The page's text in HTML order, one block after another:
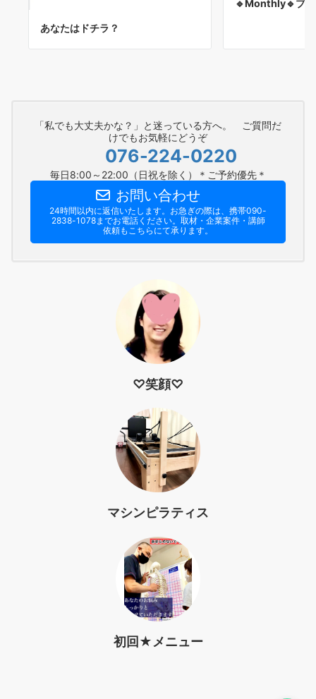
あなたはドチラ？
🔹Monthly🔹プ
「私でも大丈夫かな？」と迷っている方へ。 ご質問だ
けでもお気軽にどうぞ
076-224-0220
毎日8:00～22:00（日祝を除く）＊ご予約優先＊
お問い合わせ
24時間以内に返信いたします。お急ぎの際は、携帯090-
2838-1078までお電話ください。​取材・企業案件・講師
依頼もこちらにて承ります。
♡笑顔♡
マシンピラティス
初回★メニュー